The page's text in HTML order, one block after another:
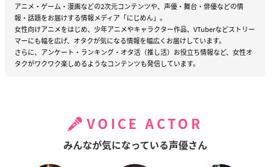
アニメ・ゲーム・漫画などの2次元コンテンツや、声優・舞台・俳優などの情
報・話題をお届けする情報メディア「にじめん」。
女性向けアニメをはじめ、少年アニメやキャラクター作品、VTuberなどストリー
マーにも幅を広げ、オタクが気になる情報を幅広くお届けしています。
さらに、アンケート・ランキング・オタ活（推し活）お役立ち情報など、女性オ
タクがワクワク楽しめるようなコンテンツも発信しています。
VOICE ACTOR
みんなが気になっている声優さん